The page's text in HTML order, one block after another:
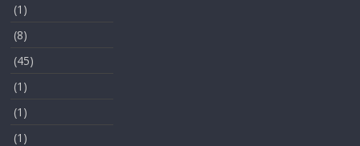
(1)
(8)
(45)
(1)
(1)
(1)